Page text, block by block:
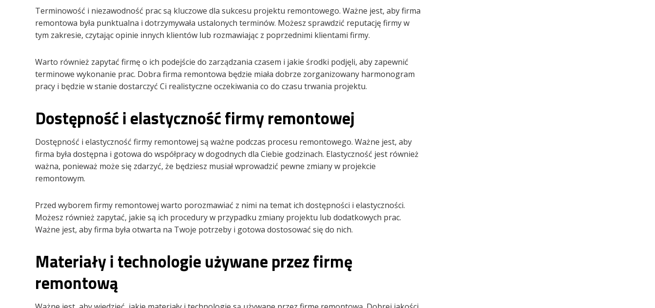
Terminowość i niezawodność prac są kluczowe dla sukcesu projektu remontowego. Ważne jest, aby firma
remontowa była punktualna i dotrzymywała ustalonych terminów. Możesz sprawdzić reputację firmy w
tym zakresie, czytając opinie innych klientów lub rozmawiając z poprzednimi klientami firmy.
Warto również zapytać firmę o ich podejście do zarządzania czasem i jakie środki podjęli, aby zapewnić
terminowe wykonanie prac. Dobra firma remontowa będzie miała dobrze zorganizowany harmonogram
pracy i będzie w stanie dostarczyć Ci realistyczne oczekiwania co do czasu trwania projektu.
Dostępność i elastyczność firmy remontowej
Dostępność i elastyczność firmy remontowej są ważne podczas procesu remontowego. Ważne jest, aby
firma była dostępna i gotowa do współpracy w dogodnych dla Ciebie godzinach. Elastyczność jest również
ważna, ponieważ może się zdarzyć, że będziesz musiał wprowadzić pewne zmiany w projekcie
remontowym.
Przed wyborem firmy remontowej warto porozmawiać z nimi na temat ich dostępności i elastyczności.
Możesz również zapytać, jakie są ich procedury w przypadku zmiany projektu lub dodatkowych prac.
Ważne jest, aby firma była otwarta na Twoje potrzeby i gotowa dostosować się do nich.
Materiały i technologie używane przez firmę
remontową